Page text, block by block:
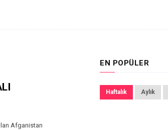
Afganistan
EN POPÜLER
Haftalık Aylık